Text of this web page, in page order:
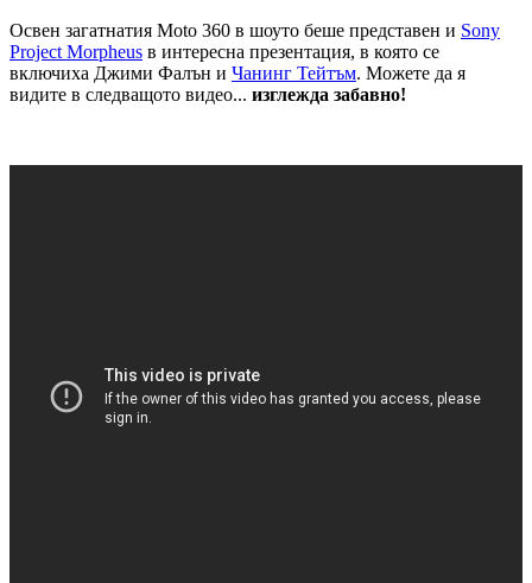
Освен загатнатия Moto 360 в шоуто беше представен и Sony
Project Morpheus в интересна презентация, в която се
включиха Джими Фалън и Чанинг Тейтъм. Можете да я
видите в следващото видео... изглежда забавно!